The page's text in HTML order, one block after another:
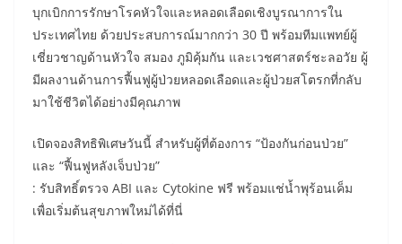
บุกเบิกการรักษาโรคหัวใจและหลอดเลือดเชิงบูรณาการใน
ประเทศไทย ด้วยประสบการณ์มากกว่า 30 ปี พร้อมทีมแพทย์ผู้
เชี่ยวชาญด้านหัวใจ สมอง ภูมิคุ้มกัน และเวชศาสตร์ชะลอวัย ผู้
มีผลงานด้านการฟื้นฟูผู้ป่วยหลอดเลือดและผู้ป่วยสโตรกที่กลับ
มาใช้ชีวิตได้อย่างมีคุณภาพ
เปิดจองสิทธิพิเศษวันนี้ สำหรับผู้ที่ต้องการ “ป้องกันก่อนป่วย”
และ “ฟื้นฟูหลังเจ็บป่วย”
: รับสิทธิ์ตรวจ ABI และ Cytokine ฟรี พร้อมแช่น้ำพุร้อนเค็ม
เพื่อเริ่มต้นสุขภาพใหม่ได้ที่นี่